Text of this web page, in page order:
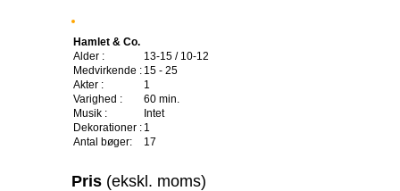
Hamlet & Co.
Alder :
13-15 / 10-12
Medvirkende : 15 - 25
Akter :
1
Varighed :
60 min.
Musik :
Intet
Dekorationer : 1
Antal bøger:
17
Pris (ekskl. moms)